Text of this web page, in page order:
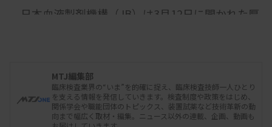
日本血液製剤機構（JB）は3月12日に開かれた厚
止していると報告した。昨年10月、同じ製造ライン
を使っている注射用水のバイアルに球体のガラス異
物が検出されたため。異物の混入が否定できない昨
MTJ編集部
臨床検査業界の“いま”を的確に捉え、臨床検査技師一人ひとり
を支える情報を発信していきます。検査制度や政策をはじめ、
関係学会や職能団体のトピックス、装置試薬など技術革新の動
向まで幅広く取材・編集。ニュース以外の連載、企画、動画も